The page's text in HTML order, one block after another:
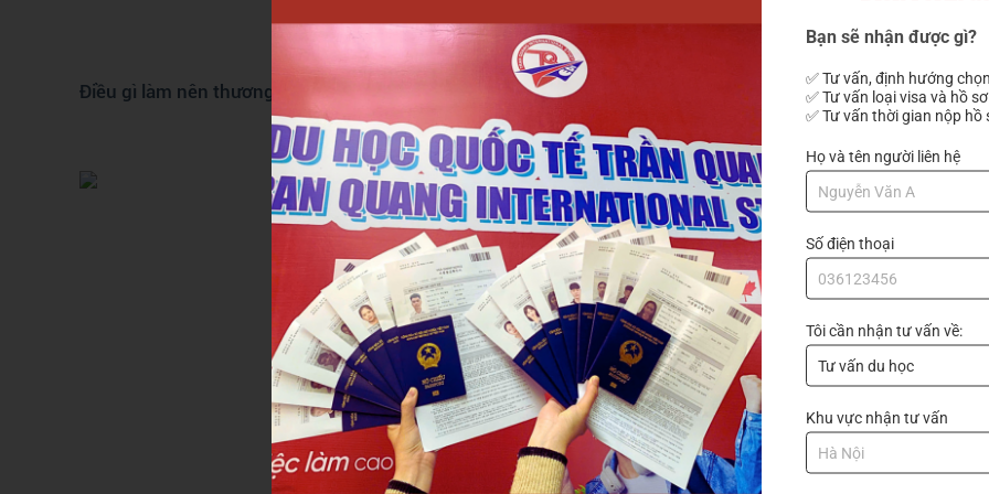
Điều gì làm nên thương hiệu Trần Quang trong lòng hơn 1.000 du học sinh?
Theo chân Trúc Vân
Bạn sẽ nhận được gì?
✅ Tư vấn, định hướng
✅ Tư vấn loại visa và hồ
✅ Tư vấn thời gian nộp hồ
Họ và tên người liên hệ
Số điện thoại
Tôi cần nhận tư vấn về:
Khu vực nhận tư vấn